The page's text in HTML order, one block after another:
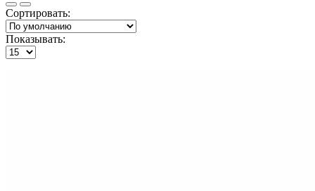
Сортировать:
Показывать: